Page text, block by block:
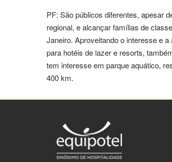
PF: São públicos diferentes, apesar
regional, e alcançar famílias de
Janeiro. Aproveitando o interesse e
para hotéis de lazer e resorts,
tem interesse em parque aquático,
400 km.